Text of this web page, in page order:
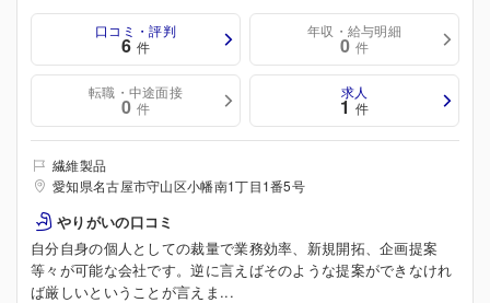
口コミ・評判
6 件
年収・給与明細
0 件
転職・中途面接
0 件
求人
1 件
繊維製品
愛知県名古屋市守山区小幡南1丁目1番5号
やりがいの口コミ
自分自身の個人としての裁量で業務効率、新規開拓、企画提案
等々が可能な会社です。逆に言えばそのような提案ができなけれ
ば厳しいということが言えま...